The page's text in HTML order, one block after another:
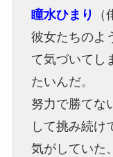
瞳水ひまり
（
彼女たちのよ
て気づいてし
たいんだ。
努力で勝てな
して挑み続け
気がしていた